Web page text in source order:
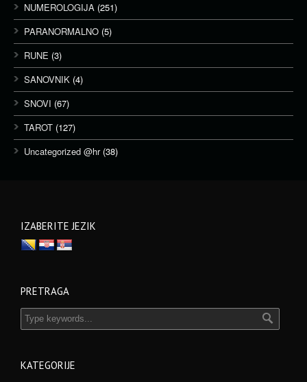
NUMEROLOGIJA (251)
PARANORMALNO (5)
RUNE (3)
SANOVNIK (4)
SNOVI (67)
TAROT (127)
Uncategorized @hr(38)
IZABERITE JEZIK
PRETRAGA
KATEGORIJE